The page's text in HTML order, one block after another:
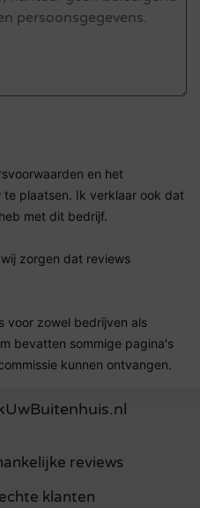
en het
plaatsen. Ik verklaar ook dat
met dit bedrijf.
zorgen dat reviews
voor zowel bedrijven als
bevatten sommige pagina's
kunnen ontvangen.
reviews
klanten